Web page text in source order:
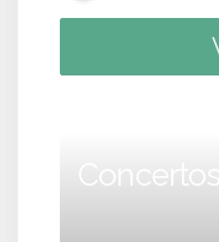
Concertos